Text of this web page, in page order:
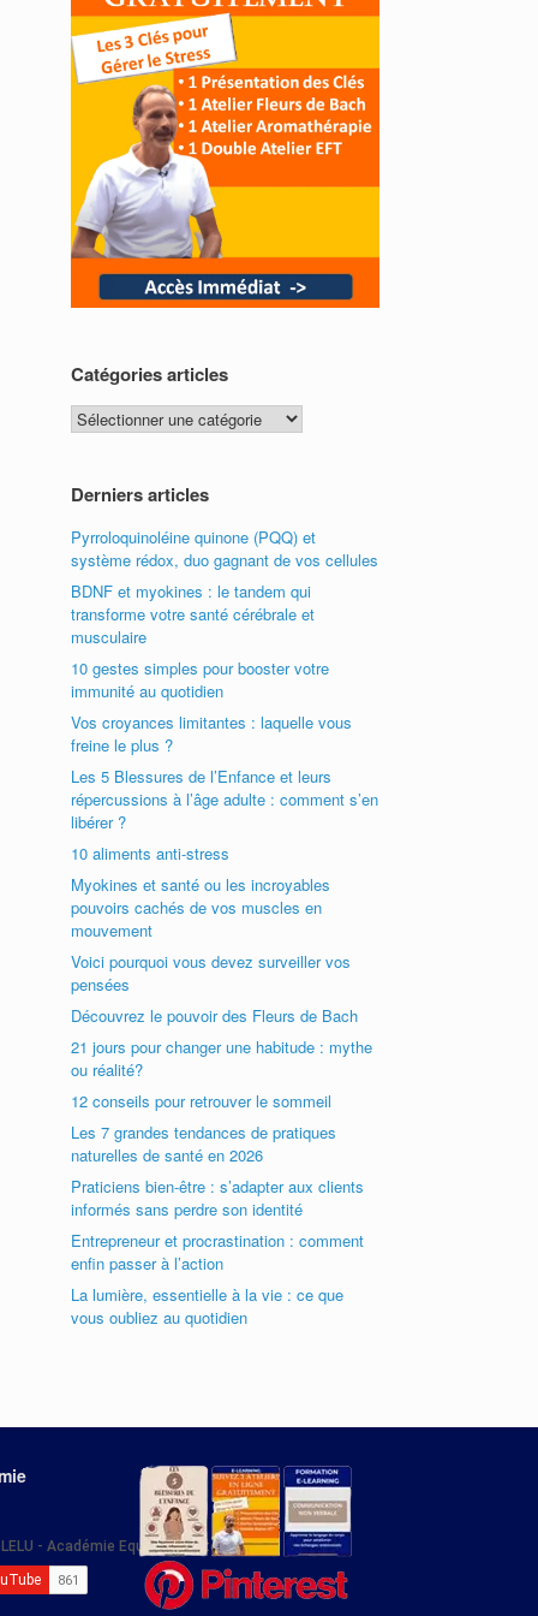
Catégories articles
Catégories
articles
Derniers articles
Pyrroloquinoléine quinone (PQQ) et
système rédox, duo gagnant de vos cellules
BDNF et myokines : le tandem qui
transforme votre santé cérébrale et
musculaire
10 gestes simples pour booster votre
immunité au quotidien
Vos croyances limitantes : laquelle vous
freine le plus ?
Les 5 Blessures de l’Enfance et leurs
répercussions à l’âge adulte : comment s’en
libérer ?
10 aliments anti-stress
Myokines et santé ou les incroyables
pouvoirs cachés de vos muscles en
mouvement
Voici pourquoi vous devez surveiller vos
pensées
Découvrez le pouvoir des Fleurs de Bach
21 jours pour changer une habitude : mythe
ou réalité?
12 conseils pour retrouver le sommeil
Les 7 grandes tendances de pratiques
naturelles de santé en 2026
Praticiens bien-être : s’adapter aux clients
informés sans perdre son identité
Entrepreneur et procrastination : comment
enfin passer à l’action
La lumière, essentielle à la vie : ce que
vous oubliez au quotidien